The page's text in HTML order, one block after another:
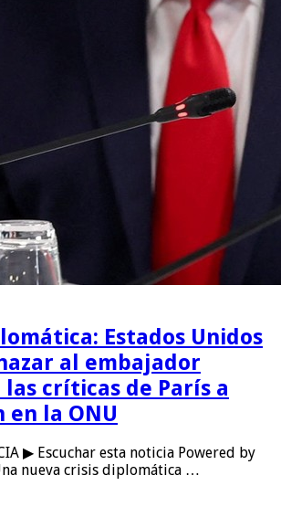
Estados Unidos
al embajador
críticas de París a
en la ONU
▶ Escuchar esta noticia Powered by
nueva crisis diplomática …